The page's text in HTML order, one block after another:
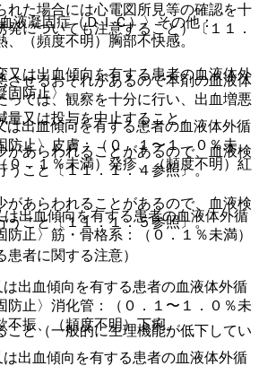
れた場合には心電図所見等の確認を十
発についても注意すること）〔１１．
せるおそれがあるので本剤の血液体
っては、観察を十分に行い、出血増悪
又は投与を中止すること。
あらわれることがあるので、血液検
うこと〔１１．１．４参照〕。
あらわれることがあるので、血液検
うこと〔１１．１．５参照〕。
者に関する注意）
こと（一般的に生理機能が低下してい
液凝固症（ＤＩＣ）〉その他：
、（頻度不明）胸部不快感。
は出血傾向を有する患者の血液体外
固防止〉
出血傾向を有する患者の血液体外循
防止〉皮膚：（０．１〜１．０％未
０．１％未満）発疹、（頻度不明）紅
出血傾向を有する患者の血液体外循
止〉筋・骨格系：（０．１％未満）
出血傾向を有する患者の血液体外循
防止〉消化管：（０．１〜１．０％未
不振、（頻度不明）下痢。
出血傾向を有する患者の血液体外循